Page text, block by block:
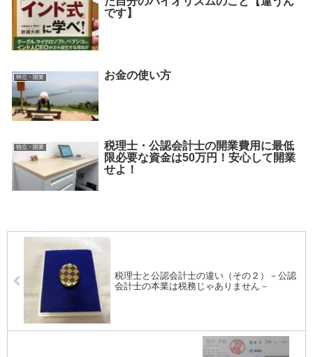
です】
独立・開業 お金の使い方
独立・開業
税理士・公認会計士の開業費用に最低
限必要な資金は50万円！安心して開業
せよ！
税理士と公認会計士の違い（その２）－公認
会計士の本業は税務じゃありません－